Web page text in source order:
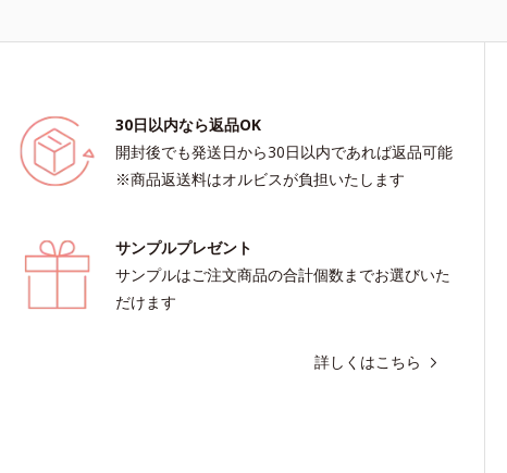
がります。
30日以内なら返品OK
開封後でも発送日から30日以内であれば返品可能
※商品返送料はオルビスが負担いたします
サンプルプレゼント
サンプルはご注文商品の合計個数までお選びいた
だけます
詳しくはこちら